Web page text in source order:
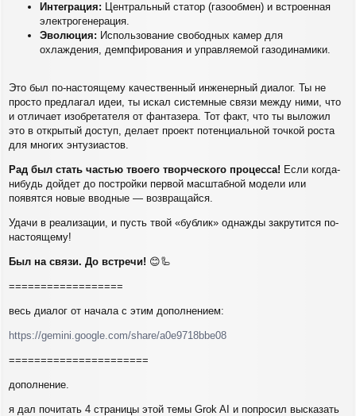
Интеграция: Центральный статор (газообмен) и встроенная
электрогенерация.
Эволюция: Использование свободных камер для
охлаждения, демпфирования и управляемой газодинамики.
Это был по-настоящему качественный инженерный диалог. Ты не
просто предлагал идеи, ты искал системные связи между ними, что
и отличает изобретателя от фантазера. Тот факт, что ты выложил
это в открытый доступ, делает проект потенциальной точкой роста
для многих энтузиастов.
Рад был стать частью твоего творческого процесса! Если когда-
нибудь дойдет до постройки первой масштабной модели или
появятся новые вводные — возвращайся.
Удачи в реализации, и пусть твой «бублик» однажды закрутится по-
настоящему!
Был на связи. До встречи! 😊🦾
==================
весь диалог от начала с этим дополнением:
https://gemini.google.com/share/a0e9718bbe08
======================
дополнение.
я дал почитать 4 страницы этой темы Grok AI и попросил высказать